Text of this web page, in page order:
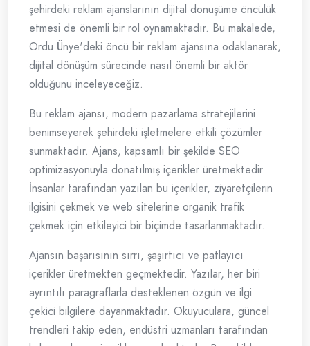
şehirdeki reklam ajanslarının dijital dönüşüme öncülük
etmesi de önemli bir rol oynamaktadır. Bu makalede,
Ordu Ünye'deki öncü bir reklam ajansına odaklanarak,
dijital dönüşüm sürecinde nasıl önemli bir aktör
olduğunu inceleyeceğiz.
Bu reklam ajansı, modern pazarlama stratejilerini
benimseyerek şehirdeki işletmelere etkili çözümler
sunmaktadır. Ajans, kapsamlı bir şekilde SEO
optimizasyonuyla donatılmış içerikler üretmektedir.
İnsanlar tarafından yazılan bu içerikler, ziyaretçilerin
ilgisini çekmek ve web sitelerine organik trafik
çekmek için etkileyici bir biçimde tasarlanmaktadır.
Ajansın başarısının sırrı, şaşırtıcı ve patlayıcı
içerikler üretmekten geçmektedir. Yazılar, her biri
ayrıntılı paragraflarla desteklenen özgün ve ilgi
çekici bilgilere dayanmaktadır. Okuyuculara, güncel
trendleri takip eden, endüstri uzmanları tarafından